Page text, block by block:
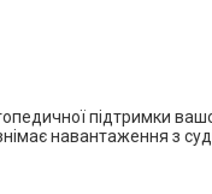
підтримки
навантаження з